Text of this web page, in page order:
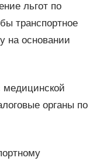
льгот по
транспортное
на основании
медицинской
органы по